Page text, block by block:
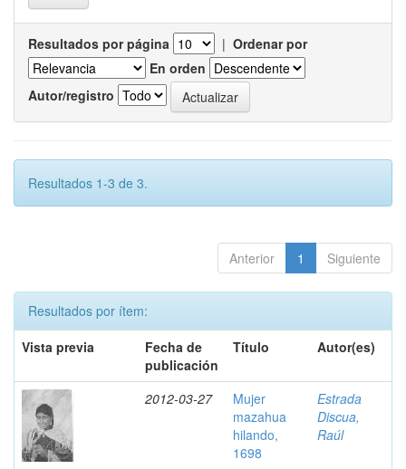
Resultados por página | Ordenar por
En orden
Autor/registro
Resultados 1-3 de 3.
Anterior 1 Siguiente
Resultados por ítem:
Vista previa
Fecha de
publicación
Título Autor(es)
2012-03-27
Mujer
mazahua
hilando,
1698
Estrada
Discua,
Raúl